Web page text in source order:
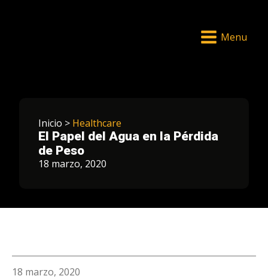
Menu
Inicio > Healthcare
El Papel del Agua en la Pérdida
de Peso
18 marzo, 2020
18 marzo, 2020